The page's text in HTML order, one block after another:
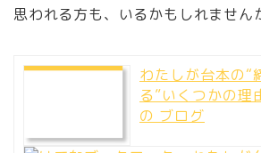
思われる方も、いるかもしれませ
わたしが台本の“
る”いくつかの理
の ブログ